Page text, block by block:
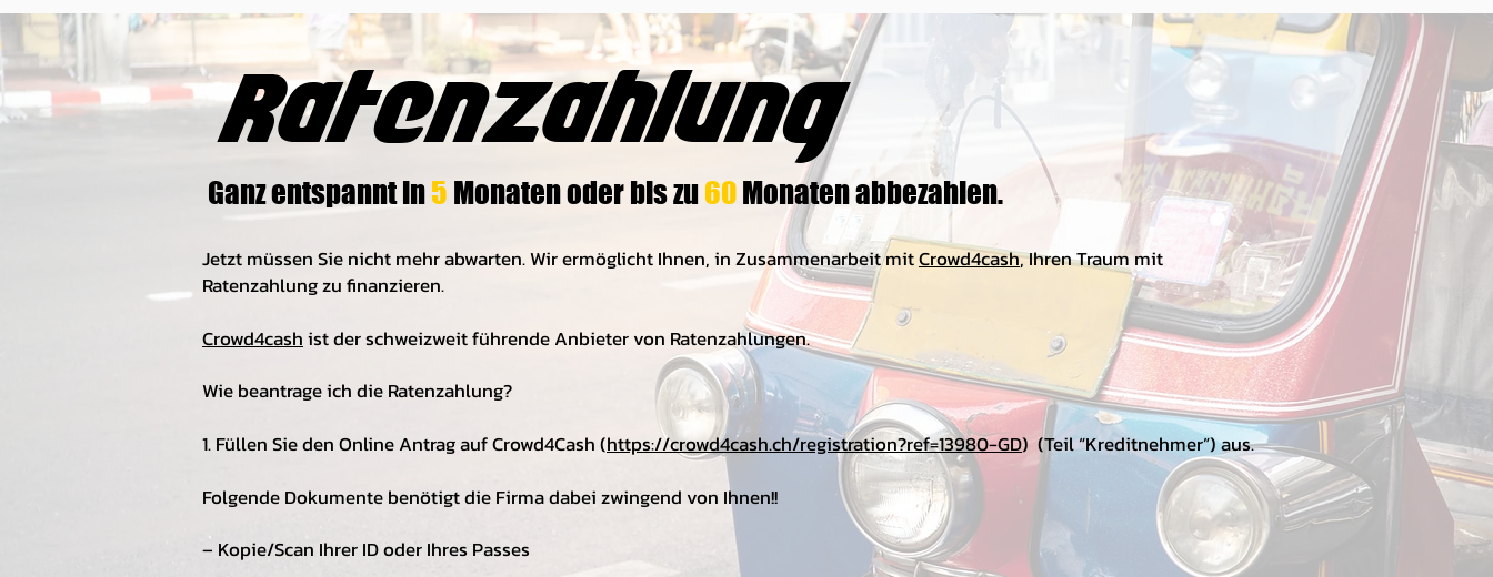
Ganz entspannt in5 Monaten oder bis zu60Monaten abbezahlen.
Ratenzahlung
Jetzt müssen Sie nicht mehr abwarten. Wir ermöglicht Ihnen, in Zusammenarbeit mitCrowd4cash, Ihren Traum mit
Ratenzahlung zu finanzieren.
Crowd4cashist der schweizweit führende Anbieter von Ratenzahlungen.
Wie beantrage ich die Ratenzahlung?
1. Füllen Sie den Online Antrag auf Crowd4Cash (https://crowd4cash.ch/registration?ref=13980-GD) (Teil “Kreditnehmer”) aus.
Folgende Dokumente benötigt die Firma dabei zwingend von Ihnen!!
– Kopie/Scan Ihrer ID oder Ihres Passes